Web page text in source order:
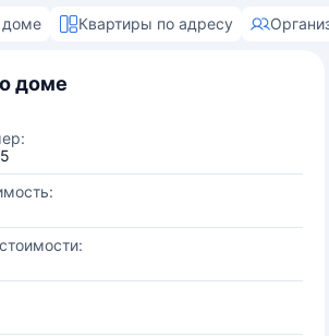
Квартиры по адресу
доме